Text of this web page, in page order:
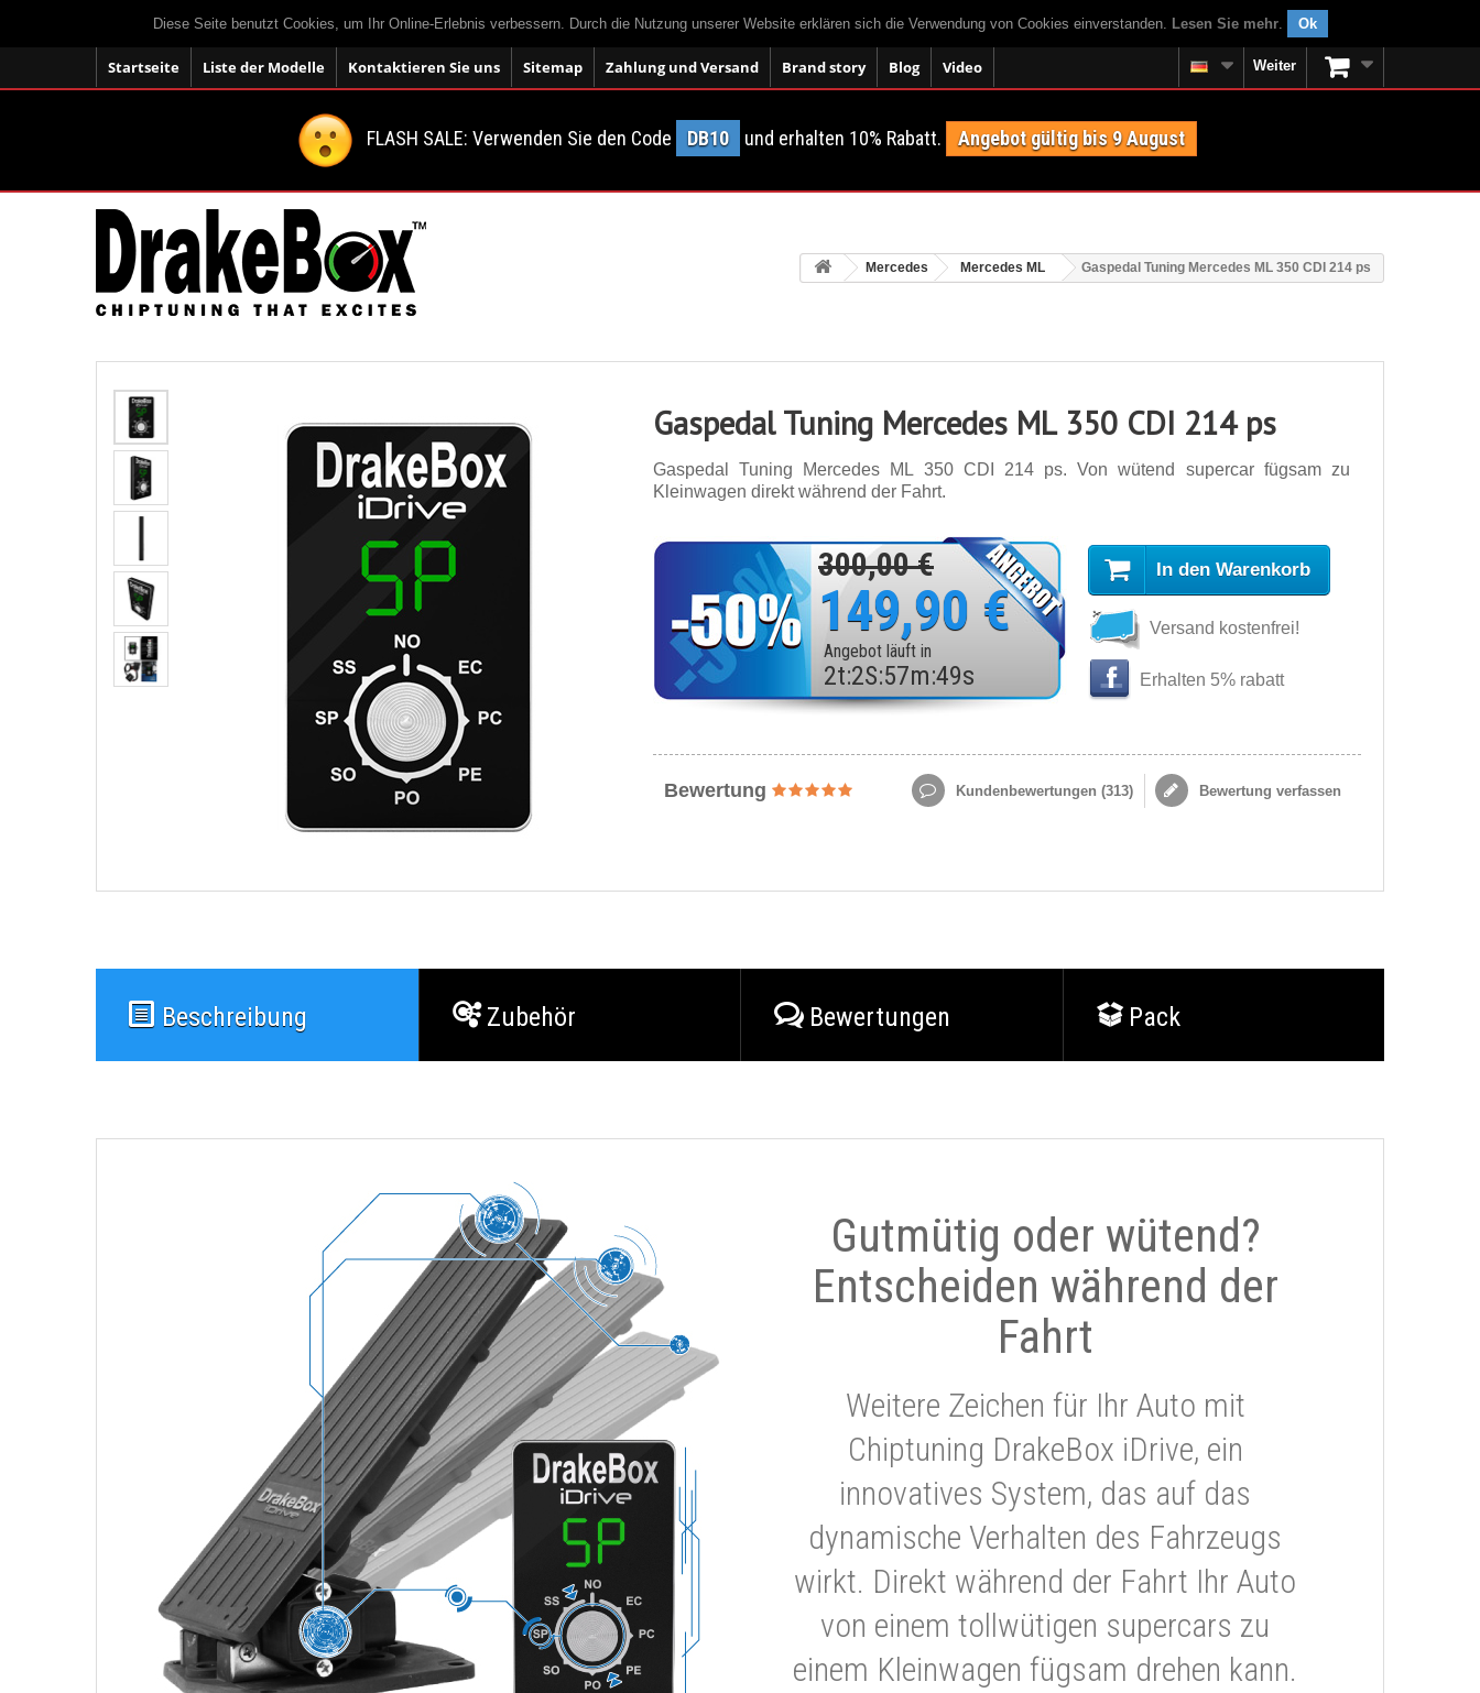
Diese Seite benutzt Cookies, um Ihr Online-Erlebnis verbessern. Durch die Nutzung unserer Website erklären sich die Verwendung von Cookies einverstanden. Lesen Sie mehr. Ok
Startseite Liste der Modelle Kontaktieren Sie uns Sitemap Zahlung und Versand Brand story Blog Video Weiter
FLASH SALE: Verwenden Sie den Code DB10 und erhalten 10% Rabatt. Angebot gültig bis 9 August
Mercedes Mercedes ML Gaspedal Tuning Mercedes ML 350 CDI 214 ps
Gaspedal Tuning Mercedes ML 350 CDI 214 ps
Gaspedal Tuning Mercedes ML 350 CDI 214 ps. Von wütend supercar fügsam zu
Kleinwagen direkt während der Fahrt.
300,00 €
149,90 €
Angebot läuft in
2t:2S:57m:47s
In den Warenkorb
Versand kostenfrei!
Erhalten 5% rabatt
Bewertung Kundenbewertungen (313) Bewertung verfassen
Beschreibung Zubehör Bewertungen Pack
Gutmütig oder wütend?
Entscheiden während der
Fahrt
Weitere Zeichen für Ihr Auto mit
Chiptuning DrakeBox iDrive, ein
innovatives System, das auf das
dynamische Verhalten des Fahrzeugs
wirkt. Direkt während der Fahrt Ihr Auto
von einem tollwütigen supercars zu
einem Kleinwagen fügsam drehen kann.